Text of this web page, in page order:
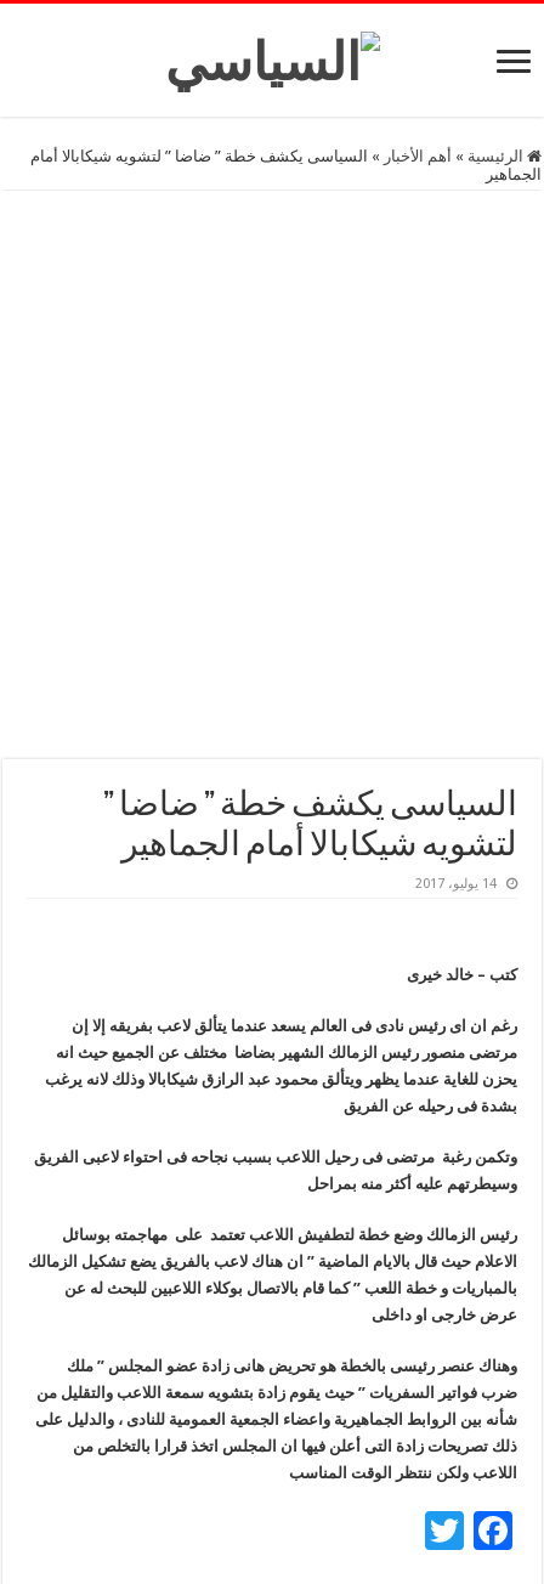
الرئيسية » أهم اﻷخبار » السياسى يكشف خطة ” ضاضا ” لتشويه شيكابالا أمام
الجماهير
السياسى يكشف خطة ” ضاضا ”
لتشويه شيكابالا أمام الجماهير
14 يوليو، 2017
كتب – خالد خيرى
رغم ان اى رئيس نادى فى العالم يسعد عندما يتألق لاعب بفريقه إلا إن
مرتضى منصور رئيس الزمالك الشهير بضاضا مختلف عن الجميع حيث انه
يحزن للغاية عندما يظهر ويتألق محمود عبد الرازق شيكابالا وذلك لانه يرغب
بشدة فى رحيله عن الفريق
وتكمن رغبة مرتضى فى رحيل اللاعب بسبب نجاحه فى احتواء لاعبى الفريق
وسيطرتهم عليه أكثر منه بمراحل
رئيس الزمالك وضع خطة لتطفيش اللاعب تعتمد على مهاجمته بوسائل
الاعلام حيث قال بالايام الماضية ” ان هناك لاعب بالفريق يضع تشكيل الزمالك
بالمباريات و خطة اللعب ” كما قام بالاتصال بوكلاء اللاعبين للبحث له عن
عرض خارجى او داخلى
وهناك عنصر رئيسى بالخطة هو تحريض هانى زادة عضو المجلس ” ملك
ضرب فواتير السفريات ” حيث يقوم زادة بتشويه سمعة اللاعب والتقليل من
شأنه بين الروابط الجماهيرية واعضاء الجمعية العمومية للنادى ، والدليل على
ذلك تصريحات زادة التى أعلن فيها ان المجلس اتخذ قرارا بالتخلص من
اللاعب ولكن ننتظر الوقت المناسب
F